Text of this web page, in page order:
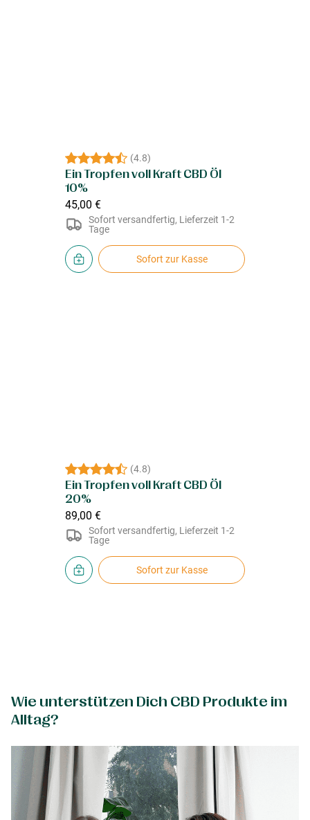
(4.8)
Ein Tropfen voll Kraft CBD Öl
10%
45,00 €
Sofort versandfertig, Lieferzeit 1-2
Tage
Sofort zur Kasse
(4.8)
Ein Tropfen voll Kraft CBD Öl
20%
89,00 €
Sofort versandfertig, Lieferzeit 1-2
Tage
Sofort zur Kasse
Wie unterstützen Dich CBD Produkte im
Alltag?